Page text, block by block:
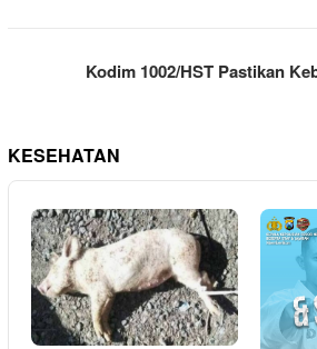
Kodim 1002/HST Pastikan
KESEHATAN